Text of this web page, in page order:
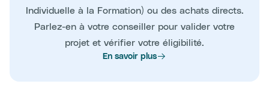
Individuelle à la Formation) ou des achats directs.
Parlez-en à votre conseiller pour valider votre
projet et vérifier votre éligibilité.
En savoir plus